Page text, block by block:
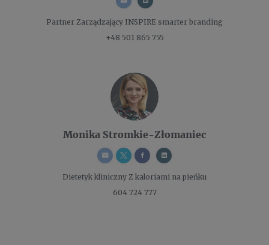
Partner Zarządzający INSPIRE smarter branding
+48 501 865 755
Monika Stromkie-Złomaniec
Dietetyk kliniczny Z kaloriami na pieńku
604 724 777